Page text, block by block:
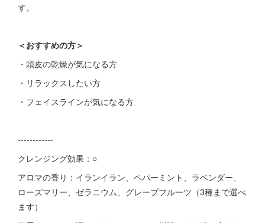
す。
＜おすすめの方＞
・頭皮の乾燥が気になる方
・リラックスしたい方
・フェイスラインが気になる方
------------
クレンジング効果：○
アロマの香り：イランイラン、ペパーミント、ラベンダー、
ローズマリー、ゼラニウム、グレープフルーツ（3種まで選べ
ます）